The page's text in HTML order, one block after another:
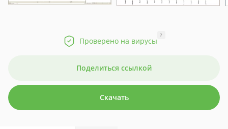
Проверено на вирусы
?
Поделиться ссылкой
Скачать